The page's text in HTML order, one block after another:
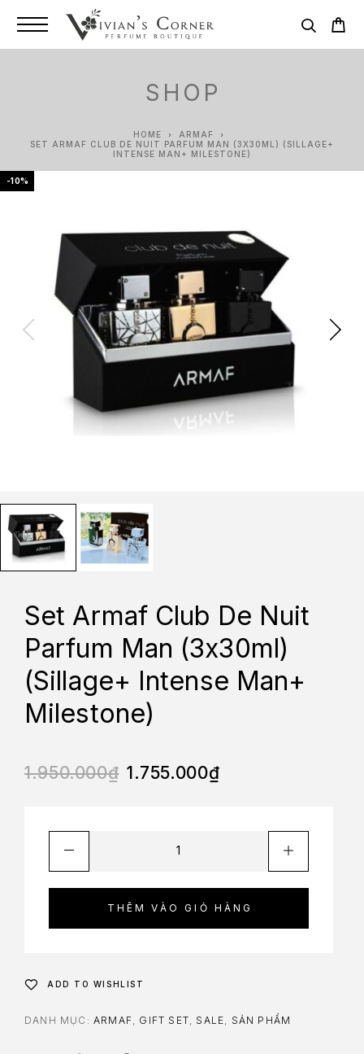
SHOP
HOME
ARMAF
SET ARMAF CLUB DE NUIT PARFUM MAN (3X30ML) (SILLAGE+
INTENSE MAN+ MILESTONE)
-10%
Set Armaf Club De Nuit
Parfum Man (3x30ml)
(Sillage+ Intense Man+
Milestone)
1.950.000₫ 1.755.000₫
THÊM VÀO GIỎ HÀNG
ADD TO WISHLIST
DANH MỤC: ARMAF GIFT SET SALE SẢN PHẨM